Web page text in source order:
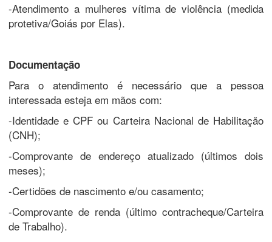
-Atendimento a mulheres vítima de violência (medida
protetiva/Goiás por Elas).
Documentação
Para o atendimento é necessário que a pessoa
interessada esteja em mãos com:
-Identidade e CPF ou Carteira Nacional de Habilitação
(CNH);
-Comprovante de endereço atualizado (últimos dois
meses);
-Certidões de nascimento e/ou casamento;
-Comprovante de renda (último contracheque/Carteira
de Trabalho).